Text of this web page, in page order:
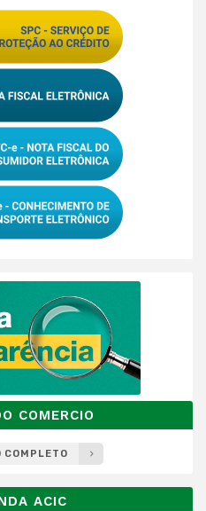
COMERCIO
COMPLETO
ACIC